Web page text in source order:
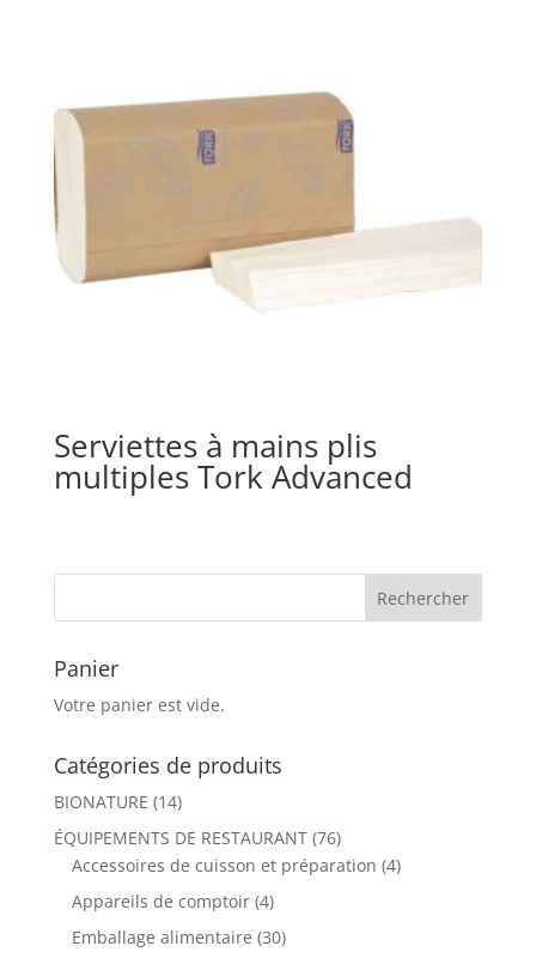
Serviettes à mains plis
multiples Tork Advanced
Panier
Votre panier est vide.
Catégories de produits
BIONATURE (14)
ÉQUIPEMENTS DE RESTAURANT (76)
Accessoires de cuisson et préparation (4)
Appareils de comptoir (4)
Emballage alimentaire (30)